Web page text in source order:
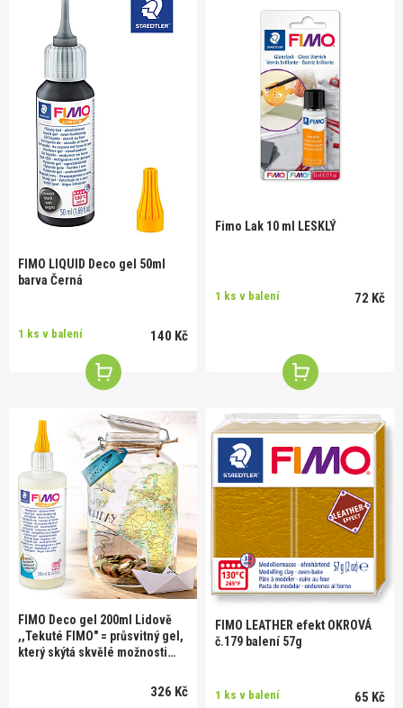
FIMO LIQUID Deco gel 50ml
barva Černá
1 ks v balení 140 Kč
Fimo Lak 10 ml LESKLÝ
1 ks v balení 72 Kč
FIMO Deco gel 200ml Lidově
,,Tekuté FIMO" = průsvitný gel,
který skýtá skvělé možnosti
326 Kč
FIMO LEATHER efekt OKROVÁ
č.179 balení 57g
1 ks v balení 65 Kč